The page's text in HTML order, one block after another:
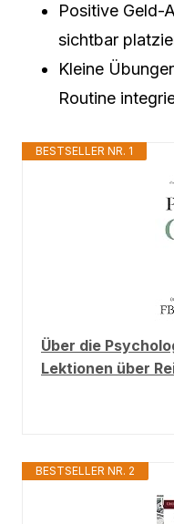
Positive Geld-
sichtbar
Kleine
Routine
BESTSELLER NR. 1
Über die
Lektionen über
BESTSELLER NR. 2